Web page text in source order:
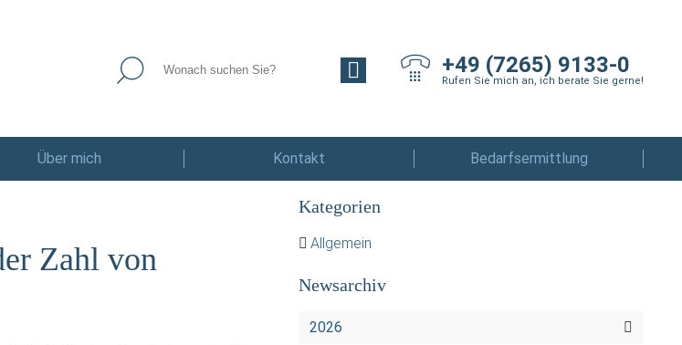
+49 (7265) 9133-0
Rufen Sie mich an, ich berate Sie gerne!
Über mich Kontakt Bedarfsermittlung
Zahl von
Kategorien
Allgemein
Newsarchiv
2026